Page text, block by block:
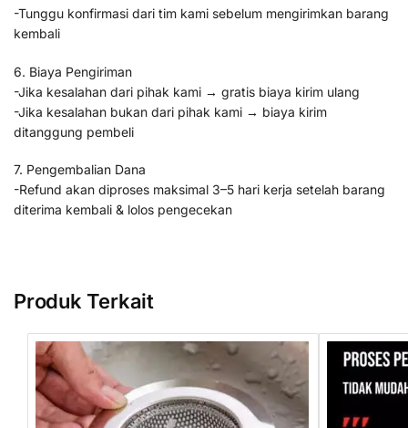
-Tunggu konfirmasi dari tim kami sebelum mengirimkan barang
kembali
6. Biaya Pengiriman
-Jika kesalahan dari pihak kami → gratis biaya kirim ulang
-Jika kesalahan bukan dari pihak kami → biaya kirim
ditanggung pembeli
7. Pengembalian Dana
-Refund akan diproses maksimal 3–5 hari kerja setelah barang
diterima kembali & lolos pengecekan
Produk Terkait